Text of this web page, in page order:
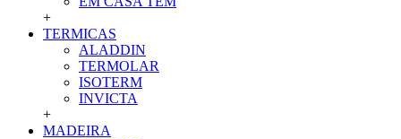
+
TERMICAS
ALADDIN
TERMOLAR
ISOTERM
INVICTA
+
MADEIRA